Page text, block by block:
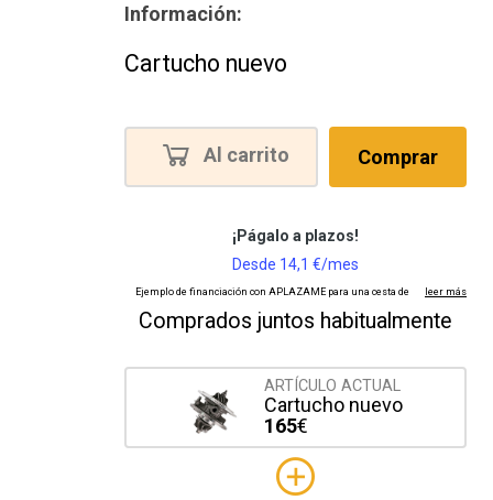
Información:
Cartucho nuevo
Al carrito Comprar
Comprados juntos habitualmente
ARTÍCULO ACTUAL
Cartucho nuevo
165€